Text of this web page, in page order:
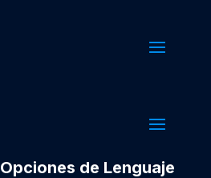
Opciones de Lenguaje